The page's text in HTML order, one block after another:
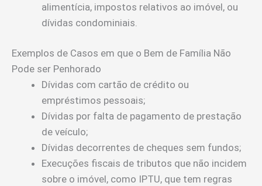
alimentícia, impostos relativos ao imóvel, ou
dívidas condominiais.
Exemplos de Casos em que o Bem de Família Não
Pode ser Penhorado
Dívidas com cartão de crédito ou
empréstimos pessoais;
Dívidas por falta de pagamento de prestação
de veículo;
Dívidas decorrentes de cheques sem fundos;
Execuções fiscais de tributos que não incidem
sobre o imóvel, como IPTU, que tem regras